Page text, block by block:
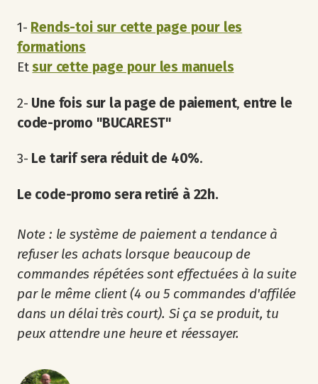
1- Rends-toi sur cette page pour les
formations
Etsur cette page pour les manuels
2- Une fois sur la page de paiement, entre le
code-promo "BUCAREST"
3- Le tarif sera réduit de 40%.
Le code-promo sera retiré à 22h.
Note : le système de paiement a tendance à
refuser les achats lorsque beaucoup de
commandes répétées sont effectuées à la suite
par le même client (4 ou 5 commandes d'affilée
dans un délai très court). Si ça se produit, tu
peux attendre une heure et réessayer.